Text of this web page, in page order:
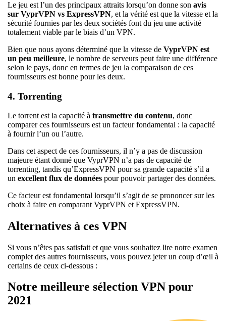
Le jeu est l’un des principaux attraits lorsqu’on donne son avis
sur VyprVPN vs ExpressVPN, et la vérité est que la vitesse et la
sécurité fournies par les deux sociétés font du jeu une activité
totalement viable par le biais d’un VPN.
Bien que nous ayons déterminé que la vitesse de VyprVPN est
un peu meilleure, le nombre de serveurs peut faire une différence
selon le pays, donc en termes de jeu la comparaison de ces
fournisseurs est bonne pour les deux.
4. Torrenting
Le torrent est la capacité à transmettre du contenu, donc
comparer ces fournisseurs est un facteur fondamental : la capacité
à fournir l’un ou l’autre.
Dans cet aspect de ces fournisseurs, il n’y a pas de discussion
majeure étant donné que VyprVPN n’a pas de capacité de
torrenting, tandis qu’ExpressVPN pour sa grande capacité s’il a
un excellent flux de données pour pouvoir partager des données.
Ce facteur est fondamental lorsqu’il s’agit de se prononcer sur les
choix à faire en comparant VyprVPN et ExpressVPN.
Alternatives à ces VPN
Si vous n’êtes pas satisfait et que vous souhaitez lire notre examen
complet des autres fournisseurs, vous pouvez jeter un coup d’œil à
certains de ceux ci-dessous :
Notre meilleure sélection VPN pour
2021